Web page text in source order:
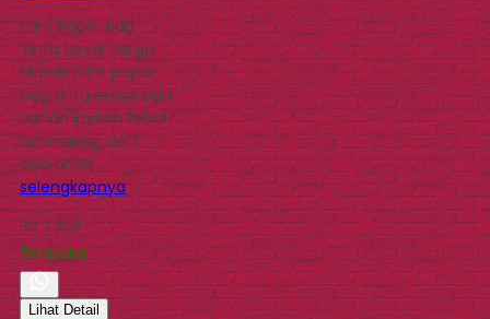
Print Paper Bag
Tinta Emas Harga
Murah Print paper
bag tinta emas dari
bahan karton tebal
laminating doff
bisa order…
selengkapnya
Rp 7.850
Tersedia
Lihat Detail